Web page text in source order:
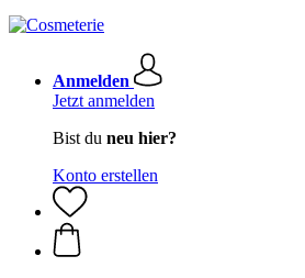
Anmelden
Jetzt anmelden
Bist du neu hier?
Konto erstellen